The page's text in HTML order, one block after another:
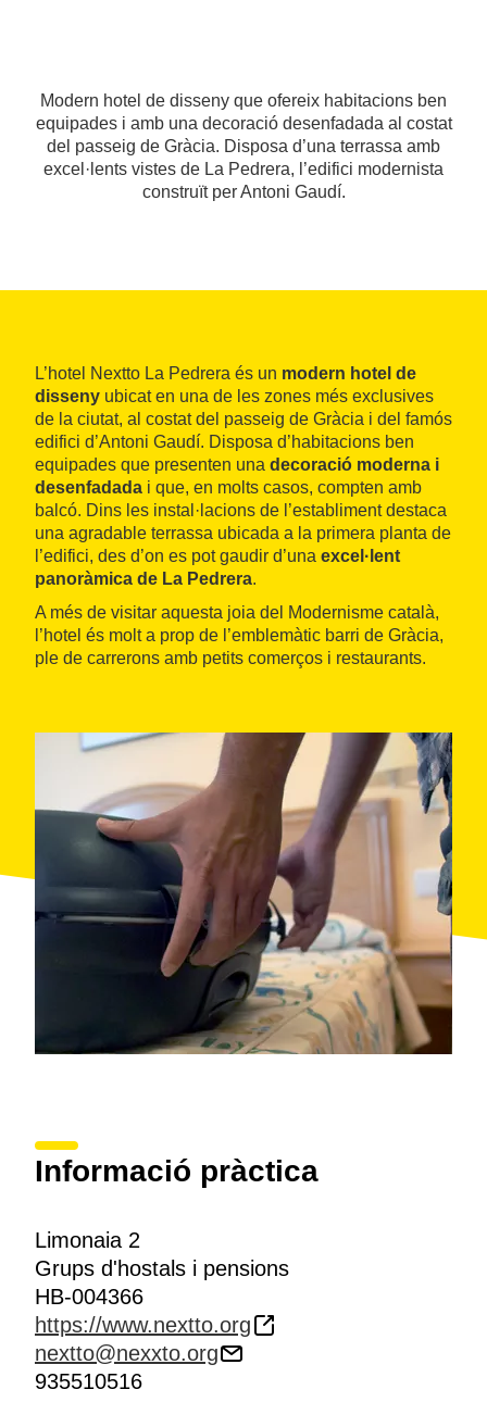
Modern hotel de disseny que ofereix habitacions ben
equipades i amb una decoració desenfadada al costat
del passeig de Gràcia. Disposa d’una terrassa amb
excel·lents vistes de La Pedrera, l’edifici modernista
construït per Antoni Gaudí.
L’hotel Nextto La Pedrera és un modern hotel de
disseny ubicat en una de les zones més exclusives
de la ciutat, al costat del passeig de Gràcia i del famós
edifici d’Antoni Gaudí. Disposa d’habitacions ben
equipades que presenten una decoració moderna i
desenfadada i que, en molts casos, compten amb
balcó. Dins les instal·lacions de l’establiment destaca
una agradable terrassa ubicada a la primera planta de
l’edifici, des d’on es pot gaudir d’una excel·lent
panoràmica de La Pedrera.
A més de visitar aquesta joia del Modernisme català,
l’hotel és molt a prop de l’emblemàtic barri de Gràcia,
ple de carrerons amb petits comerços i restaurants.
Informació pràctica
Limonaia 2
Grups d'hostals i pensions
HB-004366
https://www.nextto.org
nextto@nexxto.org
935510516